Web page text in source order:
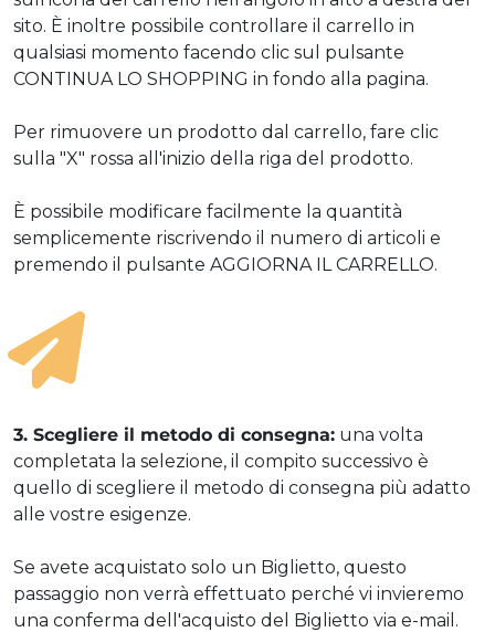
sito. È inoltre possibile controllare il carrello in
qualsiasi momento facendo clic sul pulsante
CONTINUA LO SHOPPING in fondo alla pagina.
Per rimuovere un prodotto dal carrello, fare clic
sulla "X" rossa all'inizio della riga del prodotto.
È possibile modificare facilmente la quantità
semplicemente riscrivendo il numero di articoli e
premendo il pulsante AGGIORNA IL CARRELLO.
3. Scegliere il metodo di consegna: una volta
completata la selezione, il compito successivo è
quello di scegliere il metodo di consegna più adatto
alle vostre esigenze.
Se avete acquistato solo un Biglietto, questo
passaggio non verrà effettuato perché vi invieremo
una conferma dell'acquisto del Biglietto via e-mail.